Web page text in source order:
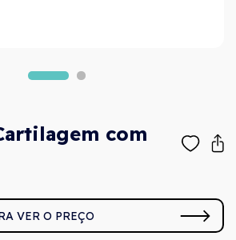
com
VER O PREÇO